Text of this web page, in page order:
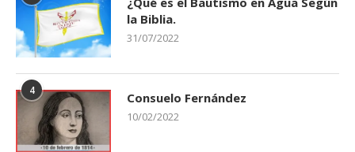
la Biblia.
31/07/2022
4 Consuelo Fernández
10/02/2022